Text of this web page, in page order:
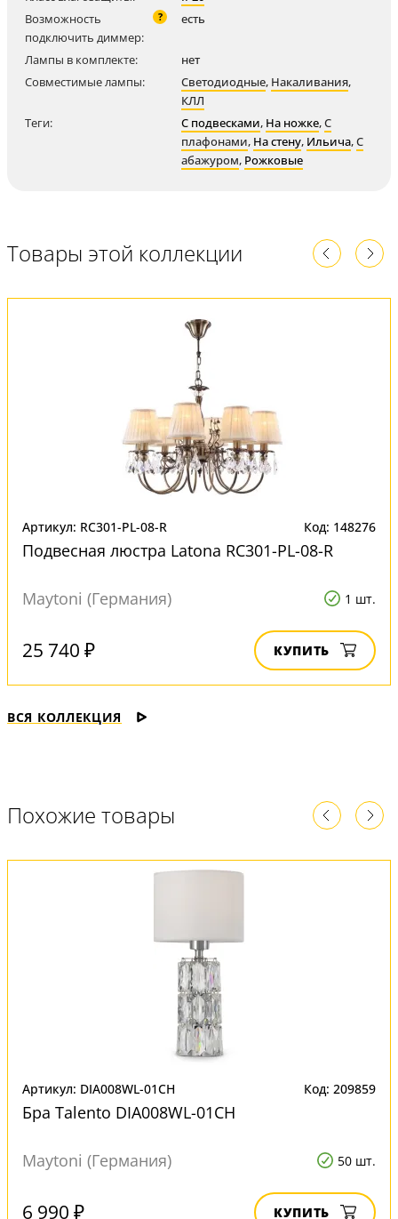
Возможность
подключить диммер:
? есть
Лампы в комплекте:
нет
Совместимые лампы:
Светодиодные, Накаливания,
КЛЛ
Теги:
С подвесками, На ножке,С
плафонами, На стену, Ильича,С
абажуром, Рожковые
Товары этой коллекции
Артикул: RC301-PL-08-R Код: 148276
Подвесная люстра Latona RC301-PL-08-R
Maytoni (Германия) 1 шт.
25 740 ₽ КУПИТЬ
ВСЯ КОЛЛЕКЦИЯ
Похожие товары
Артикул: DIA008WL-01CH Код: 209859
Бра Talento DIA008WL-01CH
Maytoni (Германия) 50 шт.
6 990 ₽ КУПИТЬ